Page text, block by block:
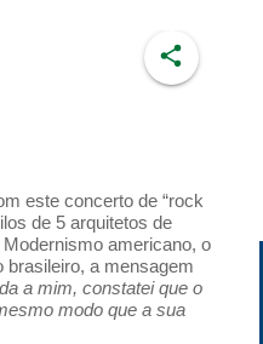
este concerto de “rock
de 5 arquitetos de
americano, o
brasileiro, a mensagem
a mim, constatei que o
modo que a sua